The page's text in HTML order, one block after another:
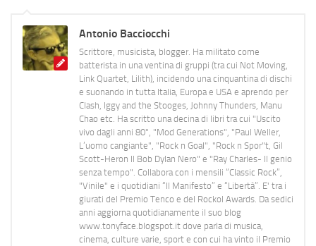
Antonio Bacciocchi
Scrittore, musicista, blogger. Ha militato come
batterista in una ventina di gruppi (tra cui Not Moving,
Link Quartet, Lilith), incidendo una cinquantina di dischi
e suonando in tutta Italia, Europa e USA e aprendo per
Clash, Iggy and the Stooges, Johnny Thunders, Manu
Chao etc. Ha scritto una decina di libri tra cui "Uscito
vivo dagli anni 80", "Mod Generations", "Paul Weller,
L’uomo cangiante", "Rock n Goal", "Rock n Spor"t, Gil
Scott-Heron Il Bob Dylan Nero" e "Ray Charles- Il genio
senza tempo". Collabora con i mensili “Classic Rock”,
"Vinile" e i quotidiani “Il Manifesto” e “Libertà”. E' tra i
giurati del Premio Tenco e del Rockol Awards. Da sedici
anni aggiorna quotidianamente il suo blog
www.tonyface.blogspot.it dove parla di musica,
cinema, culture varie, sport e con cui ha vinto il Premio